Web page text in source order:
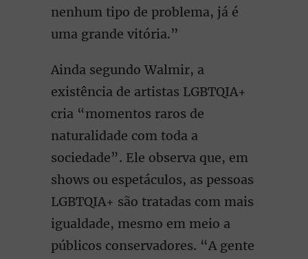
nenhum tipo de problema, já é
uma grande vitória.”
Ainda segundo Walmir, a
existência de artistas LGBTQIA+
cria “momentos raros de
naturalidade com toda a
sociedade”. Ele observa que, em
shows ou espetáculos, as pessoas
LGBTQIA+ são tratadas com mais
igualdade, mesmo em meio a
públicos conservadores. “A gente